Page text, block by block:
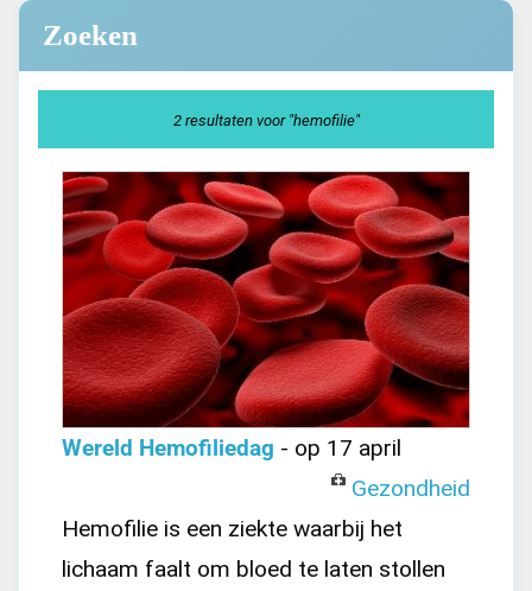
Zoeken
2 resultaten voor "hemofilie"
Wereld Hemofiliedag - op 17 april
Gezondheid
Hemofilie is een ziekte waarbij het
lichaam faalt om bloed te laten stollen